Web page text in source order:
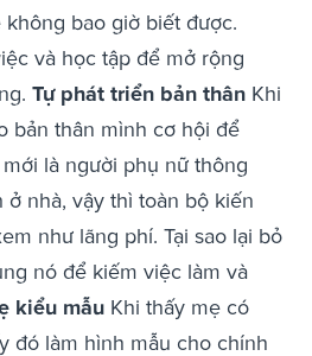
bao giờ biết được.
và học tập để mở rộng
Tự phát triển bản thân Khi
bản thân mình cơ hội để
là người phụ nữ thông
nhà, vậy thì toàn bộ kiến
như lãng phí. Tại sao lại bỏ
nó để kiếm việc làm và
kiểu mẫu Khi thấy mẹ có
đó làm hình mẫu cho chính